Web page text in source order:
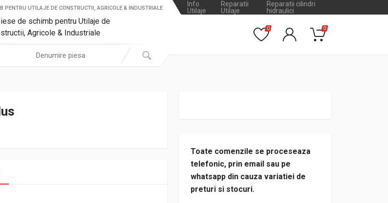
Info
Utilaje
Reparatii
Utilaje
Reparatii cilindri
hidraulici
PENTRU UTILAJE DE CONSTRUCTII, AGRICOLE & INDUSTRIALE
0 0
Toate comenzile se proceseaza
telefonic, prin email sau pe
whatsapp din cauza variatiei de
preturi si stocuri.